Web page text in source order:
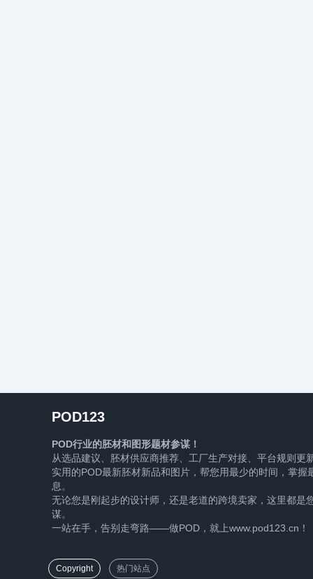
POD123
POD行业的胚材和图形题材参谋！
从选品建议、胚材供应商推荐、工厂生产对接、平台规则更
实用的POD最新胚材新品和图片，帮您用最少的时间，掌握
息。
无论您是刚起步的设计师，还是老道的跨境卖家，这里都是
谋。
一站在手，告别走弯路——做POD，就上www.pod123.cn！
Copyright 热门站点